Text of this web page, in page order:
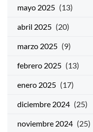
mayo 2025 (13)
abril 2025 (20)
marzo 2025 (9)
febrero 2025 (13)
enero 2025 (17)
diciembre 2024 (25)
noviembre 2024 (25)